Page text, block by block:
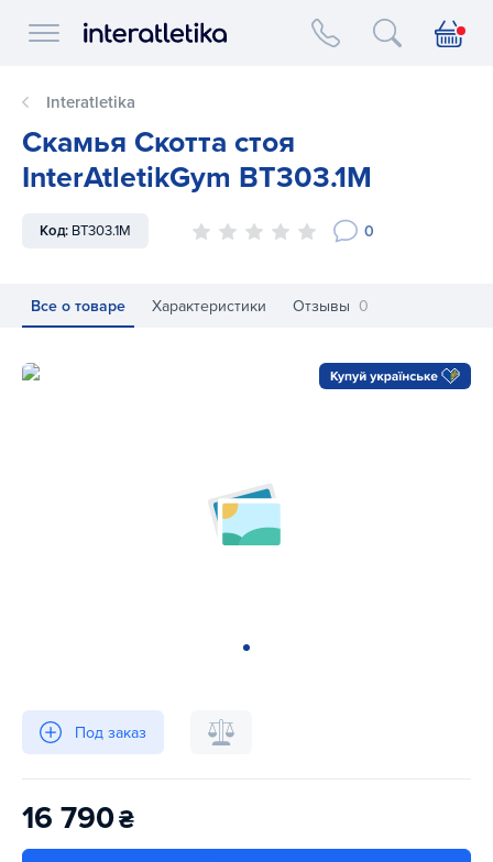
Interatletika logo
Interatletika
Скамья Скотта стоя
InterAtletikGym BT303.1M
Код: BT303.1M 0
Все о товаре Характеристики Отзывы 0
Скамья Скотта стоя InterAtletikGym BT303.1M
Под заказ
16 790₴